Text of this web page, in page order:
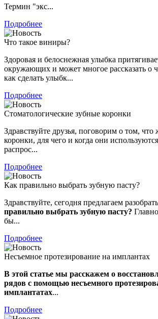
Термин "экс...
Подробнее
Что такое виниры?
Здоровая и белоснежная улыбка
окружающих и может многое рассказать о
как сделать улыбк...
Подробнее
Стоматологические зубные коронки
Здравствуйте друзья, поговорим о том, что
коронки, для чего и когда они
распрос...
Подробнее
Как правильно выбрать зубную пасту?
Здравствуйте, сегодня предлагаем
правильно выбрать зубную пасту?
бы...
Подробнее
Несъемное протезирование на имплантах
В этой статье мы расскажем о
рядов с помощью несъемного
имплантатах...
Подробнее